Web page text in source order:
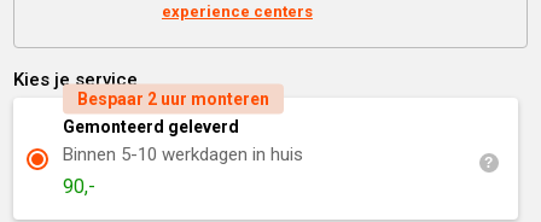
experience centers
Kies je service
Gemonteerd geleverd
Binnen 5-10 werkdagen in huis
90,-
Bespaar 2 uur monteren